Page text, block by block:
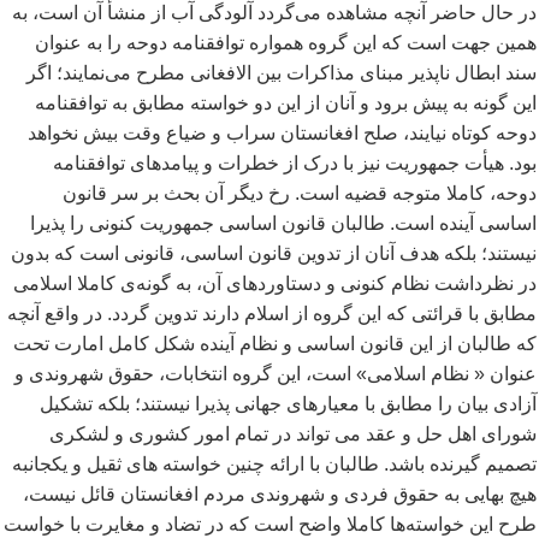
در حال حاضر آنچه مشاهده میگردد آلودگی آب از منشأ آن است، به
همین جهت است که این گروه همواره توافقنامه دوحه را به عنوان
سند ابطال ناپذیر مبنای مذاکرات بین الافغانی مطرح مینمایند؛ اگر
این گونه به پیش برود و آنان از این دو خواسته مطابق به توافقنامه
دوحه کوتاه نیایند، صلح افغانستان سراب و ضیاع وقت بیش نخواهد
بود. هیأت جمهوریت نیز با درک از خطرات و پیامدهای توافقنامه
دوحه، کاملا متوجه قضیه است. رخ دیگر آن بحث بر سر قانون
اساسی آینده است. طالبان قانون اساسی جمهوریت کنونی را پذیرا
نیستند؛ بلکه هدف آنان از تدوین قانون اساسی، قانونی است که بدون
در نظرداشت نظام کنونی و دستاوردهای آن، به گونهی کاملا اسلامی
مطابق با قرائتی که این گروه از اسلام دارند تدوین گردد. در واقع آنچه
که طالبان از این قانون اساسی و نظام آینده شکل کامل امارت تحت
عنوان « نظام اسلامی» است، این گروه انتخابات، حقوق شهروندی و
آزادی بیان را مطابق با معیارهای جهانی پذیرا نیستند؛ بلکه تشکیل
شورای اهل حل و عقد می تواند در تمام امور کشوری و لشکری
تصمیم گیرنده باشد. طالبان با ارائه چنین خواسته های ثقیل و یکجانبه
هیچ بهایی به حقوق فردی و شهروندی مردم افغانستان قائل نیست،
طرح این خواستهها کاملا واضح است که در تضاد و مغایرت با خواست